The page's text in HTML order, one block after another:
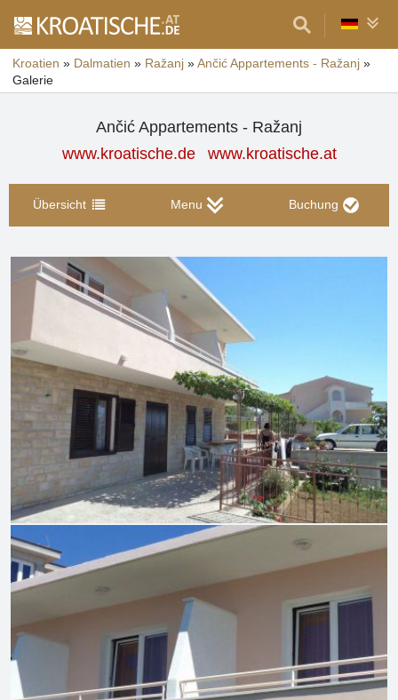
Kroatien » Dalmatien » Ražanj »Ančić Appartements - Ražanj »
Galerie
Ančić Appartements - Ražanj
www.kroatische.de
www.kroatische.at
Übersicht Menu Buchung